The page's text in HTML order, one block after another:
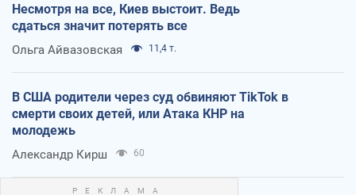
Несмотря на все, Киев выстоит. Ведь
сдаться значит потерять все
Ольга Айвазовская 11,4 т.
В США родители через суд обвиняют TikTok в
смерти своих детей, или Атака КНР на
молодежь
Александр Кирш 60